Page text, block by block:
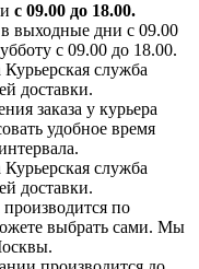
с 09.00 до 18.00.
выходные дни с 09.00
с 09.00 до 18.00.
Курьерская служба
доставки.
заказа у курьера
удобное время
Курьерская служба
доставки.
по
выбрать сами. Мы